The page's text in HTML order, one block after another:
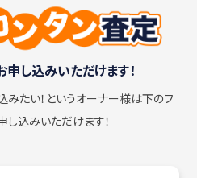
し込みいただけます！
みたい！ というオーナー様は下のフ
し込みいただけます！